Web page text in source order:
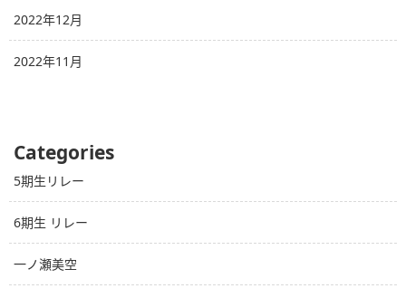
2022年12月
2022年11月
Categories
5期生リレー
6期生 リレー
一ノ瀬美空